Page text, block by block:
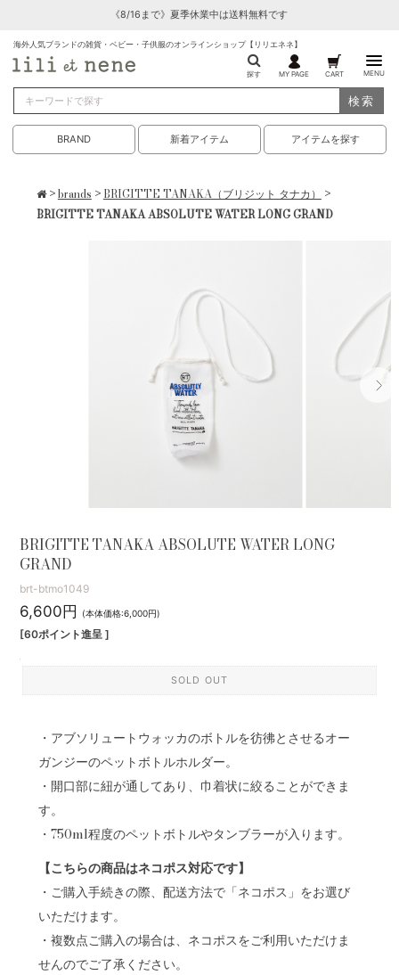
《8/16まで》夏季休業中は送料無料です
海外人気ブランドの雑貨・ベビー・子供服のオンラインショップ【リリエネネ】
探す MY PAGE CART MENU
検索
BRAND 新着アイテム アイテムを探す
>brands > BRIGITTE TANAKA（ブリジット タナカ） >
BRIGITTE TANAKA ABSOLUTE WATER LONG GRAND
BRIGITTE TANAKA ABSOLUTE WATER LONG
GRAND
brt-btmo1049
6,600円 (本体価格:6,000円)
[60ポイント進呈 ]
SOLD OUT
・アブソリュートウォッカのボトルを彷彿とさせるオー
ガンジーのペットボトルホルダー。
・開口部に紐が通してあり、巾着状に絞ることができま
す。
・750ml程度のペットボトルやタンブラーが入ります。
【こちらの商品はネコポス対応です】
・ご購入手続きの際、配送方法で「ネコポス」をお選び
いただけます。
・複数点ご購入の場合は、ネコポスをご利用いただけま
せんのでご了承ください。